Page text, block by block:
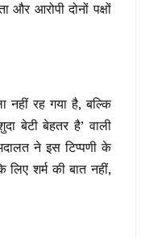
और आरोपी दोनों पक्षों
रह गया है, बल्कि
बेटी बेहतर है’ वाली
ने इस टिप्पणी के
शर्म की बात नहीं,